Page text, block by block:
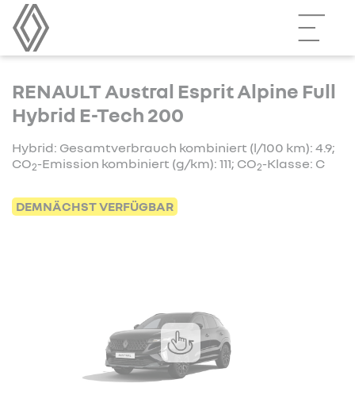
RENAULT Austral Esprit Alpine Full
Hybrid E-Tech 200
Hybrid: Gesamtverbrauch kombiniert (l/100 km): 4.9;
CO2-Emission kombiniert (g/km): 111; CO2-Klasse: C
DEMNÄCHST VERFÜGBAR